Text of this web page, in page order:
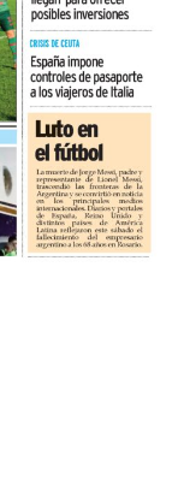
minorista
resultados a
con un
política
del sector
y
Pata
adquisitivo y el